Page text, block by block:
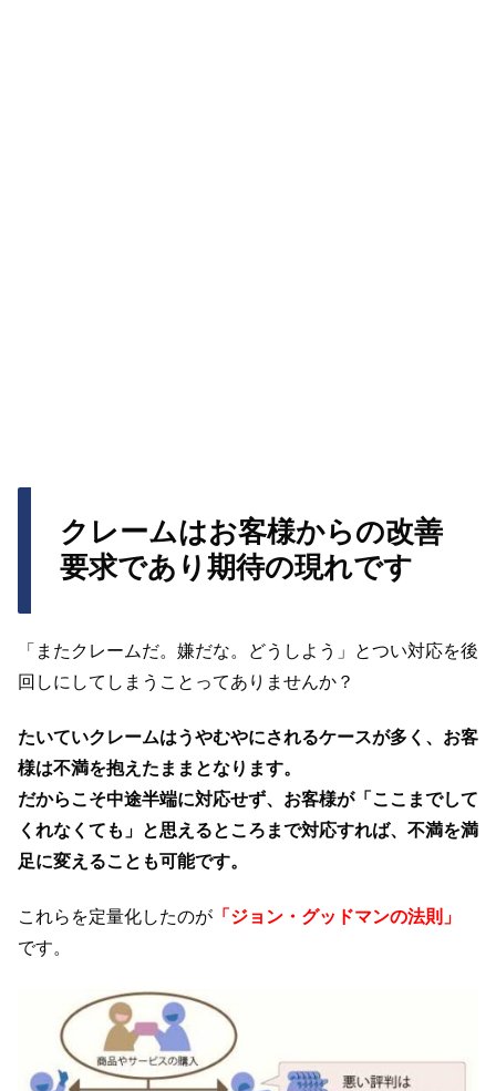
クレームはお客様からの改善
要求であり期待の現れです
「またクレームだ。嫌だな。どうしよう」とつい対応を後
回しにしてしまうことってありませんか？
たいていクレームはうやむやにされるケースが多く、お客
様は不満を抱えたままとなります。
だからこそ中途半端に対応せず、お客様が「ここまでして
くれなくても」と思えるところまで対応すれば、不満を満
足に変えることも可能です。
これらを定量化したのが 「ジョン・グッドマンの法則」
です。